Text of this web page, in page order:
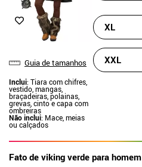
Guia de tamanhos
Inclui: Tiara com chifres,
vestido, mangas,
braçadeiras, polainas,
grevas, cinto e capa com
ombreiras
Não inclui: Mace, meias
ou calçados
XL
XXL
Fato de viking verde para homem